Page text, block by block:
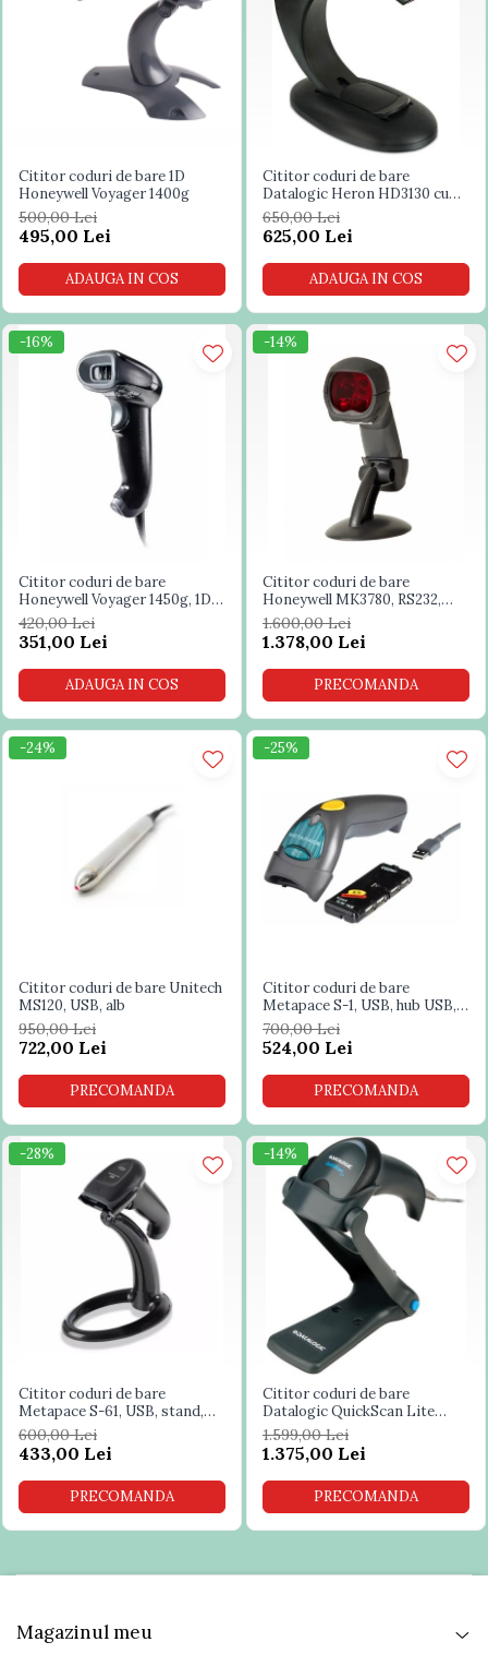
Cititor coduri de bare 1D
Honeywell Voyager 1400g
500,00 Lei
495,00 Lei
ADAUGA IN COS
Cititor coduri de bare
Datalogic Heron HD3130 cu
stand
650,00 Lei
625,00 Lei
ADAUGA IN COS
-16%
Cititor coduri de bare
Honeywell Voyager 1450g, 1D,
USB, negru
420,00 Lei
351,00 Lei
ADAUGA IN COS
-14%
Cititor coduri de bare
Honeywell MK3780, RS232,
stand, negru
1.600,00 Lei
1.378,00 Lei
PRECOMANDA
-24%
Cititor coduri de bare Unitech
MS120, USB, alb
950,00 Lei
722,00 Lei
PRECOMANDA
-25%
Cititor coduri de bare
Metapace S-1, USB, hub USB,
negru
700,00 Lei
524,00 Lei
PRECOMANDA
-28%
Cititor coduri de bare
Metapace S-61, USB, stand,
negru
600,00 Lei
433,00 Lei
PRECOMANDA
-14%
Cititor coduri de bare
Datalogic QuickScan Lite
QW2100
1.599,00 Lei
1.375,00 Lei
PRECOMANDA
Magazinul meu